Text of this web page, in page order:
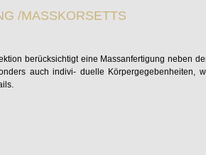
/MASSKORSETTS
berücksichtigt eine Massanfertigung neben
auch indivi- duelle